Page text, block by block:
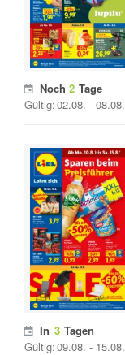
Noch 2 Tage
Gültig:02.08. - 08.08.
In 3 Tagen
Gültig:09.08. - 15.08.